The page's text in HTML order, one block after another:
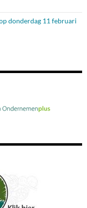
donderdag 11 februari